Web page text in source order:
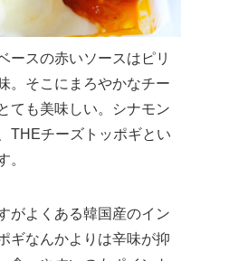
ースの赤いソースはピリ
。そこにまろやかなチー
ても美味しい。シナモン
THEチーズトッポギとい
。
がよくある韓国産のイン
ギなんかよりは辛味が抑